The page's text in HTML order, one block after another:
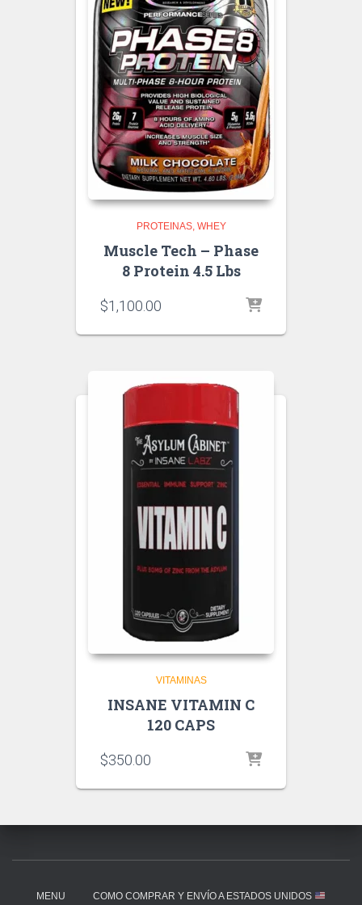
PROTEINAS WHEY
Muscle Tech – Phase
8 Protein 4.5 Lbs
$1,100.00
VITAMINAS
INSANE VITAMIN C
120 CAPS
$350.00
MENU COMO COMPRAR Y ENVÍO A ESTADOS UNIDOS